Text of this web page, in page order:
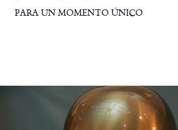
PARA UN MOMENTO ÚNICO